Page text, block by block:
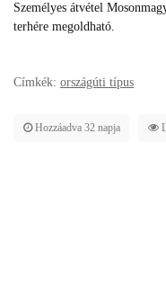
Személyes átvétel
terhére megoldható.
Címkék: országúti típus
Hozzáadva 32 napja